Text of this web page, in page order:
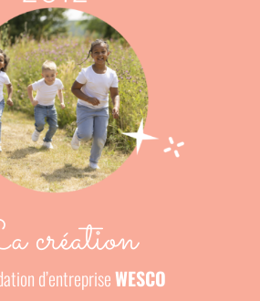
création
d’entrepriseWESCO